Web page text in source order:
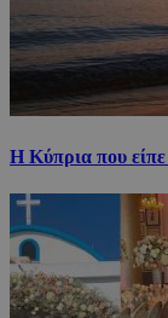
Η Κύπρια που είπε